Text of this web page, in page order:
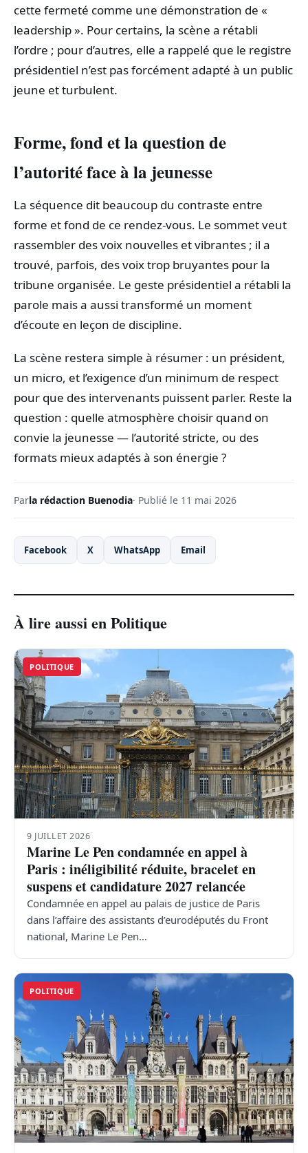
cette fermeté comme une démonstration de «
leadership ». Pour certains, la scène a rétabli
l’ordre ; pour d’autres, elle a rappelé que le registre
présidentiel n’est pas forcément adapté à un public
jeune et turbulent.
Forme, fond et la question de
l’autorité face à la jeunesse
La séquence dit beaucoup du contraste entre
forme et fond de ce rendez‑vous. Le sommet veut
rassembler des voix nouvelles et vibrantes ; il a
trouvé, parfois, des voix trop bruyantes pour la
tribune organisée. Le geste présidentiel a rétabli la
parole mais a aussi transformé un moment
d’écoute en leçon de discipline.
La scène restera simple à résumer : un président,
un micro, et l’exigence d’un minimum de respect
pour que des intervenants puissent parler. Reste la
question : quelle atmosphère choisir quand on
convie la jeunesse — l’autorité stricte, ou des
formats mieux adaptés à son énergie ?
Parla rédaction Buenodia· Publié le 11 mai 2026
Facebook X WhatsApp Email
À lire aussi en Politique
POLITIQUE
9 JUILLET 2026
Marine Le Pen condamnée en appel à
Paris : inéligibilité réduite, bracelet en
suspens et candidature 2027 relancée
Condamnée en appel au palais de justice de Paris
dans l’affaire des assistants d’eurodéputés du Front
national, Marine Le Pen…
POLITIQUE